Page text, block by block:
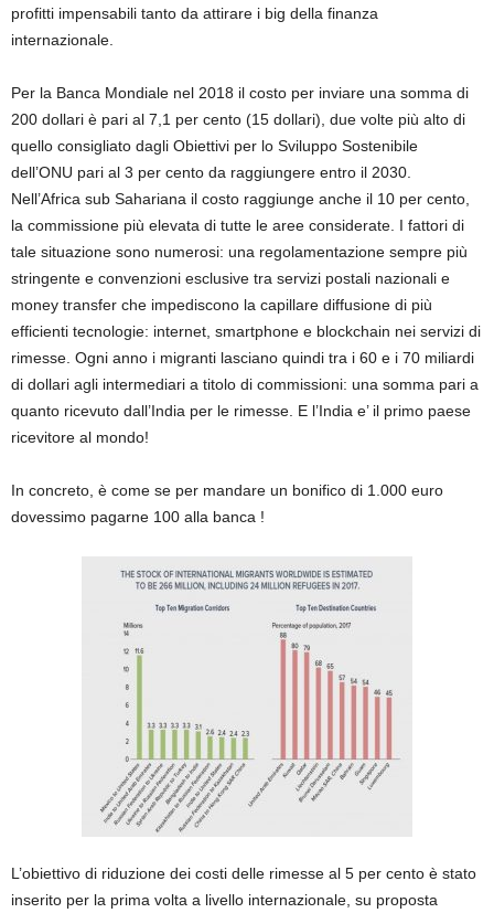
profitti impensabili tanto da attirare i big della finanza
internazionale.
Per la Banca Mondiale nel 2018 il costo per inviare una somma di
200 dollari è pari al 7,1 per cento (15 dollari), due volte più alto di
quello consigliato dagli Obiettivi per lo Sviluppo Sostenibile
dell’ONU pari al 3 per cento da raggiungere entro il 2030.
Nell’Africa sub Sahariana il costo raggiunge anche il 10 per cento,
la commissione più elevata di tutte le aree considerate. I fattori di
tale situazione sono numerosi: una regolamentazione sempre più
stringente e convenzioni esclusive tra servizi postali nazionali e
money transfer che impediscono la capillare diffusione di più
efficienti tecnologie: internet, smartphone e blockchain nei servizi di
rimesse. Ogni anno i migranti lasciano quindi tra i 60 e i 70 miliardi
di dollari agli intermediari a titolo di commissioni: una somma pari a
quanto ricevuto dall’India per le rimesse. E l’India e’ il primo paese
ricevitore al mondo!
In concreto, è come se per mandare un bonifico di 1.000 euro
dovessimo pagarne 100 alla banca !
L’obiettivo di riduzione dei costi delle rimesse al 5 per cento è stato
inserito per la prima volta a livello internazionale, su proposta